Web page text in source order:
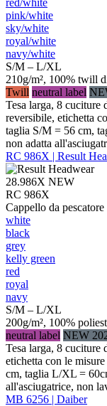
red/​white
pink/​white
sky/​white
royal/​white
navy/​white
S/M – L/XL
210g/m², 100% twill
Twill neutral label
Tesa larga, 8 cuciture
reversibile, etichetta
taglia S/M = 56 cm,
non adatta
RC 986X | Result
28.986X NEW
RC 986X
Cappello da
white
black
grey
kelly green
red
royal
navy
S/M – L/XL
200g/m², 100%
neutral label NEW
Tesa larga, 8 cuciture
etichetta con le
cm, taglia L/XL =
all'asciugatrice, non
MB 6256 | Daiber